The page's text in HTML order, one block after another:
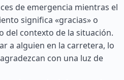
de emergencia mientras el
significa «gracias» o
del contexto de la situación.
a alguien en la carretera, lo
con una luz de